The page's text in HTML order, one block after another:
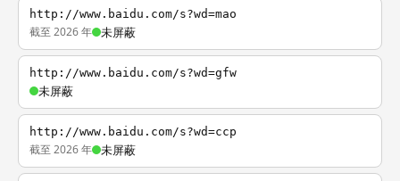
http://www.baidu.com/s?wd=mao
截至 2026 年 未屏蔽
http://www.baidu.com/s?wd=gfw
未屏蔽
http://www.baidu.com/s?wd=ccp
截至 2026 年 未屏蔽